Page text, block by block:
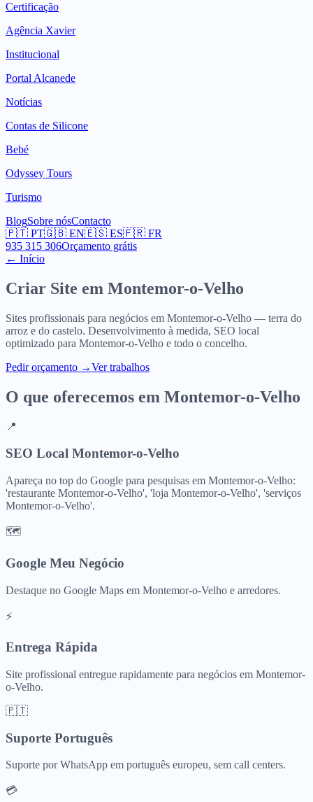
Certificação
Agência Xavier
Institucional
Portal Alcanede
Notícias
Contas de Silicone
Bebé
Odyssey Tours
Turismo
BlogSobre nósContacto
🇵🇹 PT🇬🇧 EN🇪🇸 ES🇫🇷 FR
935 315 306Orçamento grátis
← Início
Criar Site em Montemor-o-Velho
Sites profissionais para negócios em Montemor-o-Velho — terra do
arroz e do castelo. Desenvolvimento à medida, SEO local
optimizado para Montemor-o-Velho e todo o concelho.
Pedir orçamento →Ver trabalhos
O que oferecemos em Montemor-o-Velho
📍
SEO Local Montemor-o-Velho
Apareça no top do Google para pesquisas em Montemor-o-Velho:
'restaurante Montemor-o-Velho', 'loja Montemor-o-Velho', 'serviços
Montemor-o-Velho'.
🗺️
Google Meu Negócio
Destaque no Google Maps em Montemor-o-Velho e arredores.
⚡
Entrega Rápida
Site profissional entregue rapidamente para negócios em Montemor-
o-Velho.
🇵🇹
Suporte Português
Suporte por WhatsApp em português europeu, sem call centers.
💳